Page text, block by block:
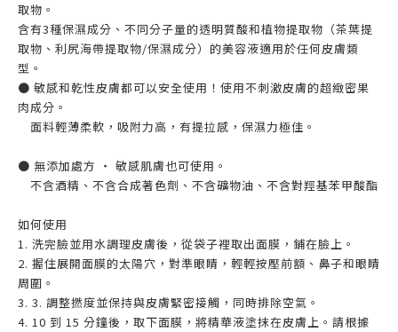
取物。
含有3種保濕成分、不同分子量的透明質酸和植物提取物（茶葉提
取物、利尻海帶提取物/保濕成分）的美容液適用於任何皮膚類
型。
● 敏感和乾性皮膚都可以安全使用！使用不刺激皮膚的超緻密果
肉成分。
面料輕薄柔軟，吸附力高，有提拉感，保濕力極佳。
● 無添加處方 ・ 敏感肌膚也可使用。
不含酒精、不含合成著色劑、不含礦物油、不含對羥基苯甲酸酯
如何使用
1. 洗完臉並用水調理皮膚後，從袋子裡取出面膜，鋪在臉上。
2. 握住展開面膜的太陽穴，對準眼睛，輕輕按壓前額、鼻子和眼睛
周圍。
3. 3. 調整撚度並保持與皮膚緊密接觸，同時排除空氣。
4. 10 到 15 分鐘後，取下面膜，將精華液塗抹在皮膚上。請根據